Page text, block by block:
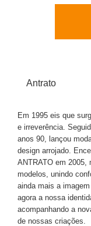
Antrato
Em 1995 eis que
e irreverência.
anos 90, lançou
design arrojado.
ANTRATO em 2005,
modelos, unindo
ainda mais a
agora a nossa
acompanhando a
de nossas criações.